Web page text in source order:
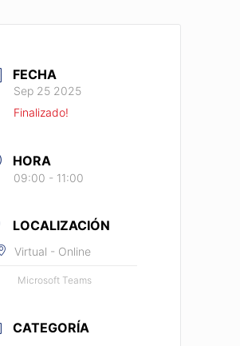
FECHA
Sep 25 2025
Finalizado!
HORA
09:00 - 11:00
LOCALIZACIÓN
Virtual - Online
Microsoft Teams
CATEGORÍA